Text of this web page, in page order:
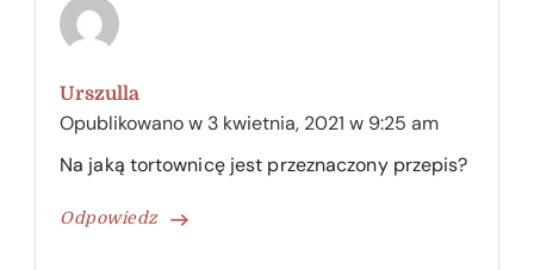
Urszulla
Opublikowano w 3 kwietnia, 2021 w 9:25 am
Odpowiedz
Na jaką tortownicę jest przeznaczony przepis?